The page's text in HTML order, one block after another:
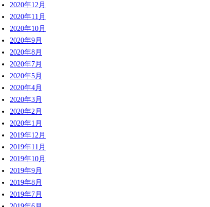
2020年12月
2020年11月
2020年10月
2020年9月
2020年8月
2020年7月
2020年5月
2020年4月
2020年3月
2020年2月
2020年1月
2019年12月
2019年11月
2019年10月
2019年9月
2019年8月
2019年7月